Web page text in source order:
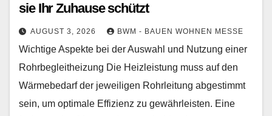
sie Ihr Zuhause schützt
AUGUST 3, 2026 BWM - BAUEN WOHNEN MESSE
Wichtige Aspekte bei der Auswahl und Nutzung einer
Rohrbegleitheizung Die Heizleistung muss auf den
Wärmebedarf der jeweiligen Rohrleitung abgestimmt
sein, um optimale Effizienz zu gewährleisten. Eine